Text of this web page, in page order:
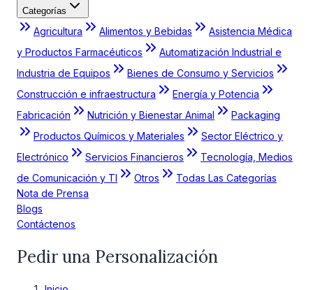
Categorías
Agricultura Alimentos y Bebidas
Asistencia Médica
y Productos Farmacéuticos
Automatización Industrial e
Industria de Equipos
Bienes de Consumo y Servicios
Construcción e infraestructura
Energía y Potencia
Fabricación
Nutrición y Bienestar Animal
Packaging
Productos Químicos y Materiales
Sector Eléctrico y
Electrónico
Servicios Financieros
Tecnología, Medios
de Comunicación y TI
Otros
Todas Las Categorías
Nota de Prensa
Blogs
Contáctenos
Pedir una Personalización